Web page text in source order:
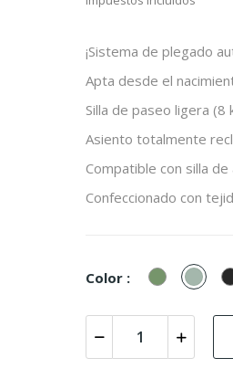
¡Sistema de plegado
Apta desde el
Silla de paseo ligera
Asiento totalmente
Compatible con silla
Confeccionado con
Color : Deep
Green